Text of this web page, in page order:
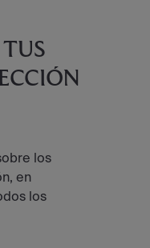
TUS
los
en
los